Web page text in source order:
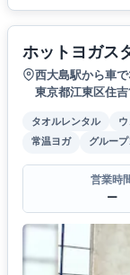
ホットヨガス
西大島駅から車
東京都江東区住
タオルレンタル
常温ヨガ
グルー
営業時
ー